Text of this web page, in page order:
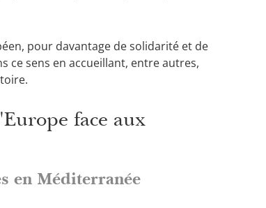
pour davantage de solidarité et de
ce sens en accueillant, entre autres,
face aux
en Méditerranée